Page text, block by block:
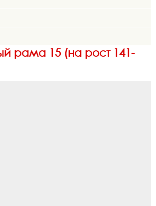
рама 15 (на рост 141-